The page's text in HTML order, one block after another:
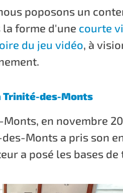
poposons un
la forme d'une courte
du jeu vidéo, à
Trinité-des-Monts
en novembre
Monts a pris son
a posé les bases de